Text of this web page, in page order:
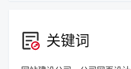
关键词